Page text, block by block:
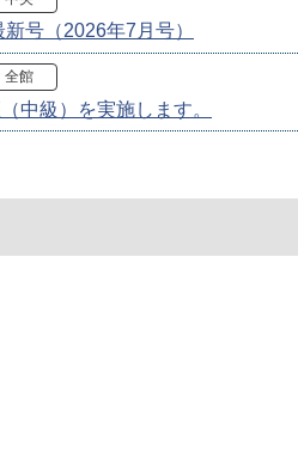
号（2026年7月号）
全館
中級）を実施します。